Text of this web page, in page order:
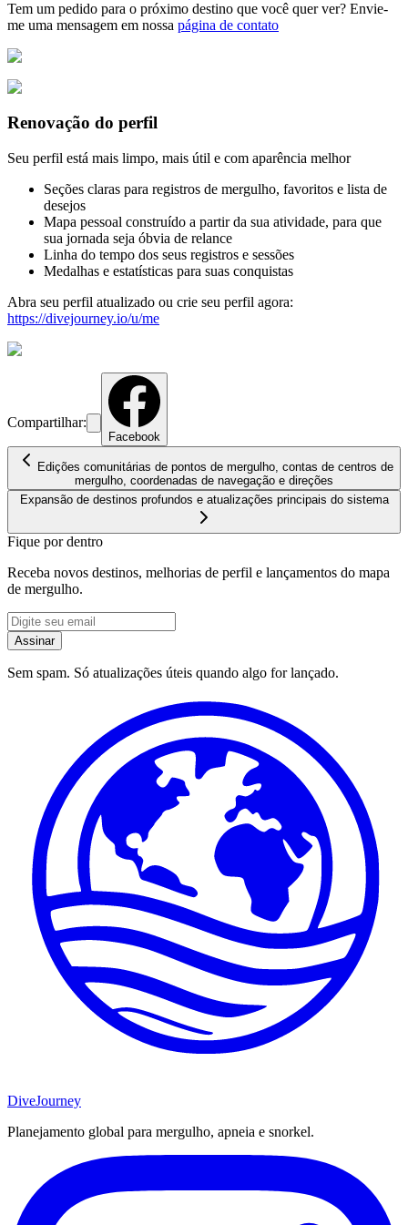
Tem um pedido para o próximo destino que você quer ver? Envie-
me uma mensagem em nossa página de contato
Renovação do perfil
Seu perfil está mais limpo, mais útil e com aparência melhor
Seções claras para registros de mergulho, favoritos e lista de
desejos
Mapa pessoal construído a partir da sua atividade, para que
sua jornada seja óbvia de relance
Linha do tempo dos seus registros e sessões
Medalhas e estatísticas para suas conquistas
Abra seu perfil atualizado ou crie seu perfil agora:
https://divejourney.io/u/me
Compartilhar:
Facebook
Edições comunitárias de pontos de mergulho, contas de centros de
mergulho, coordenadas de navegação e direções
Expansão de destinos profundos e atualizações principais do sistema
Fique por dentro
Receba novos destinos, melhorias de perfil e lançamentos do mapa
de mergulho.
Assinar
Sem spam. Só atualizações úteis quando algo for lançado.
DiveJourney
Planejamento global para mergulho, apneia e snorkel.